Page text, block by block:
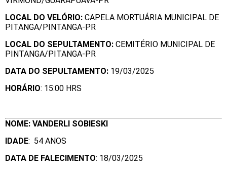
LOCAL DO VELÓRIO: CAPELA MORTUÁRIA MUNICIPAL DE
PITANGA/PINTANGA-PR
LOCAL DO SEPULTAMENTO: CEMITÉRIO MUNICIPAL DE
PINTANGA/PITANGA-PR
DATA DO SEPULTAMENTO: 19/03/2025
HORÁRIO: 15:00 HRS
NOME: VANDERLI SOBIESKI
IDADE: 54 ANOS
DATA DE FALECIMENTO: 18/03/2025